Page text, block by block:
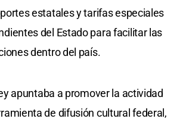
estatales y tarifas especiales
del Estado para facilitar las
dentro del país.
apuntaba a promover la actividad
de difusión cultural federal,